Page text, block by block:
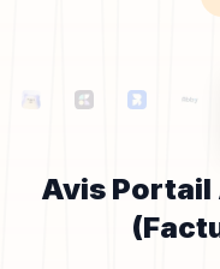
Avis Portail